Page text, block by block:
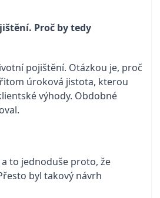
Proč by tedy
pojištění. Otázkou je, proč
úroková jistota, kterou
výhody. Obdobné
to jednoduše proto, že
byl takový návrh